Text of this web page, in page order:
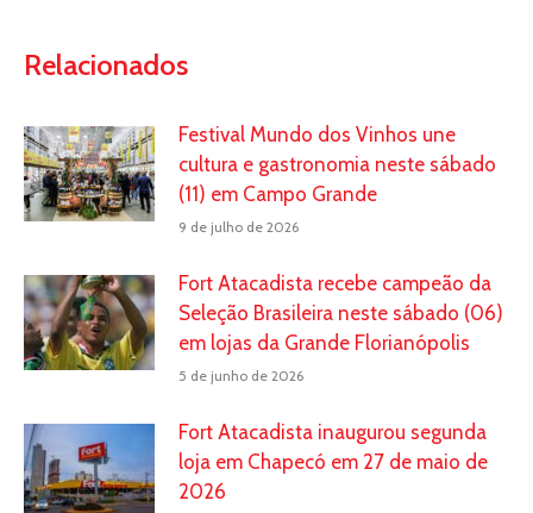
Relacionados
Festival Mundo dos Vinhos une
cultura e gastronomia neste sábado
(11) em Campo Grande
9 de julho de 2026
Fort Atacadista recebe campeão da
Seleção Brasileira neste sábado (06)
em lojas da Grande Florianópolis
5 de junho de 2026
Fort Atacadista inaugurou segunda
loja em Chapecó em 27 de maio de
2026